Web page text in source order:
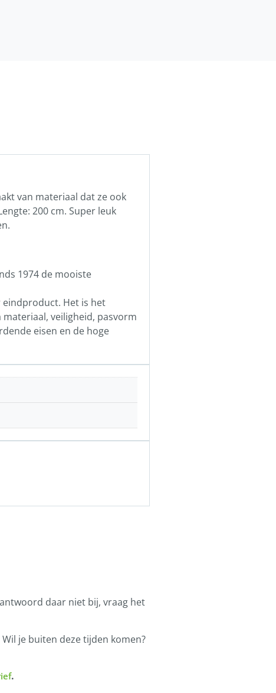
van materiaal dat ze ook
200 cm. Super leuk
1974 de mooiste
Het is het
veiligheid, pasvorm
eisen en de hoge
daar niet bij, vraag het
je buiten deze tijden komen?
.